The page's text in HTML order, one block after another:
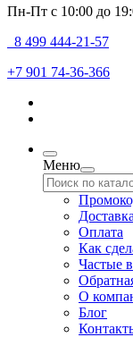
Пн-Пт с 10:00 до
8 499 444-21-57
+7 901 74-36-366
Меню
Доставка
Оплата
Как
Частые
О
Блог